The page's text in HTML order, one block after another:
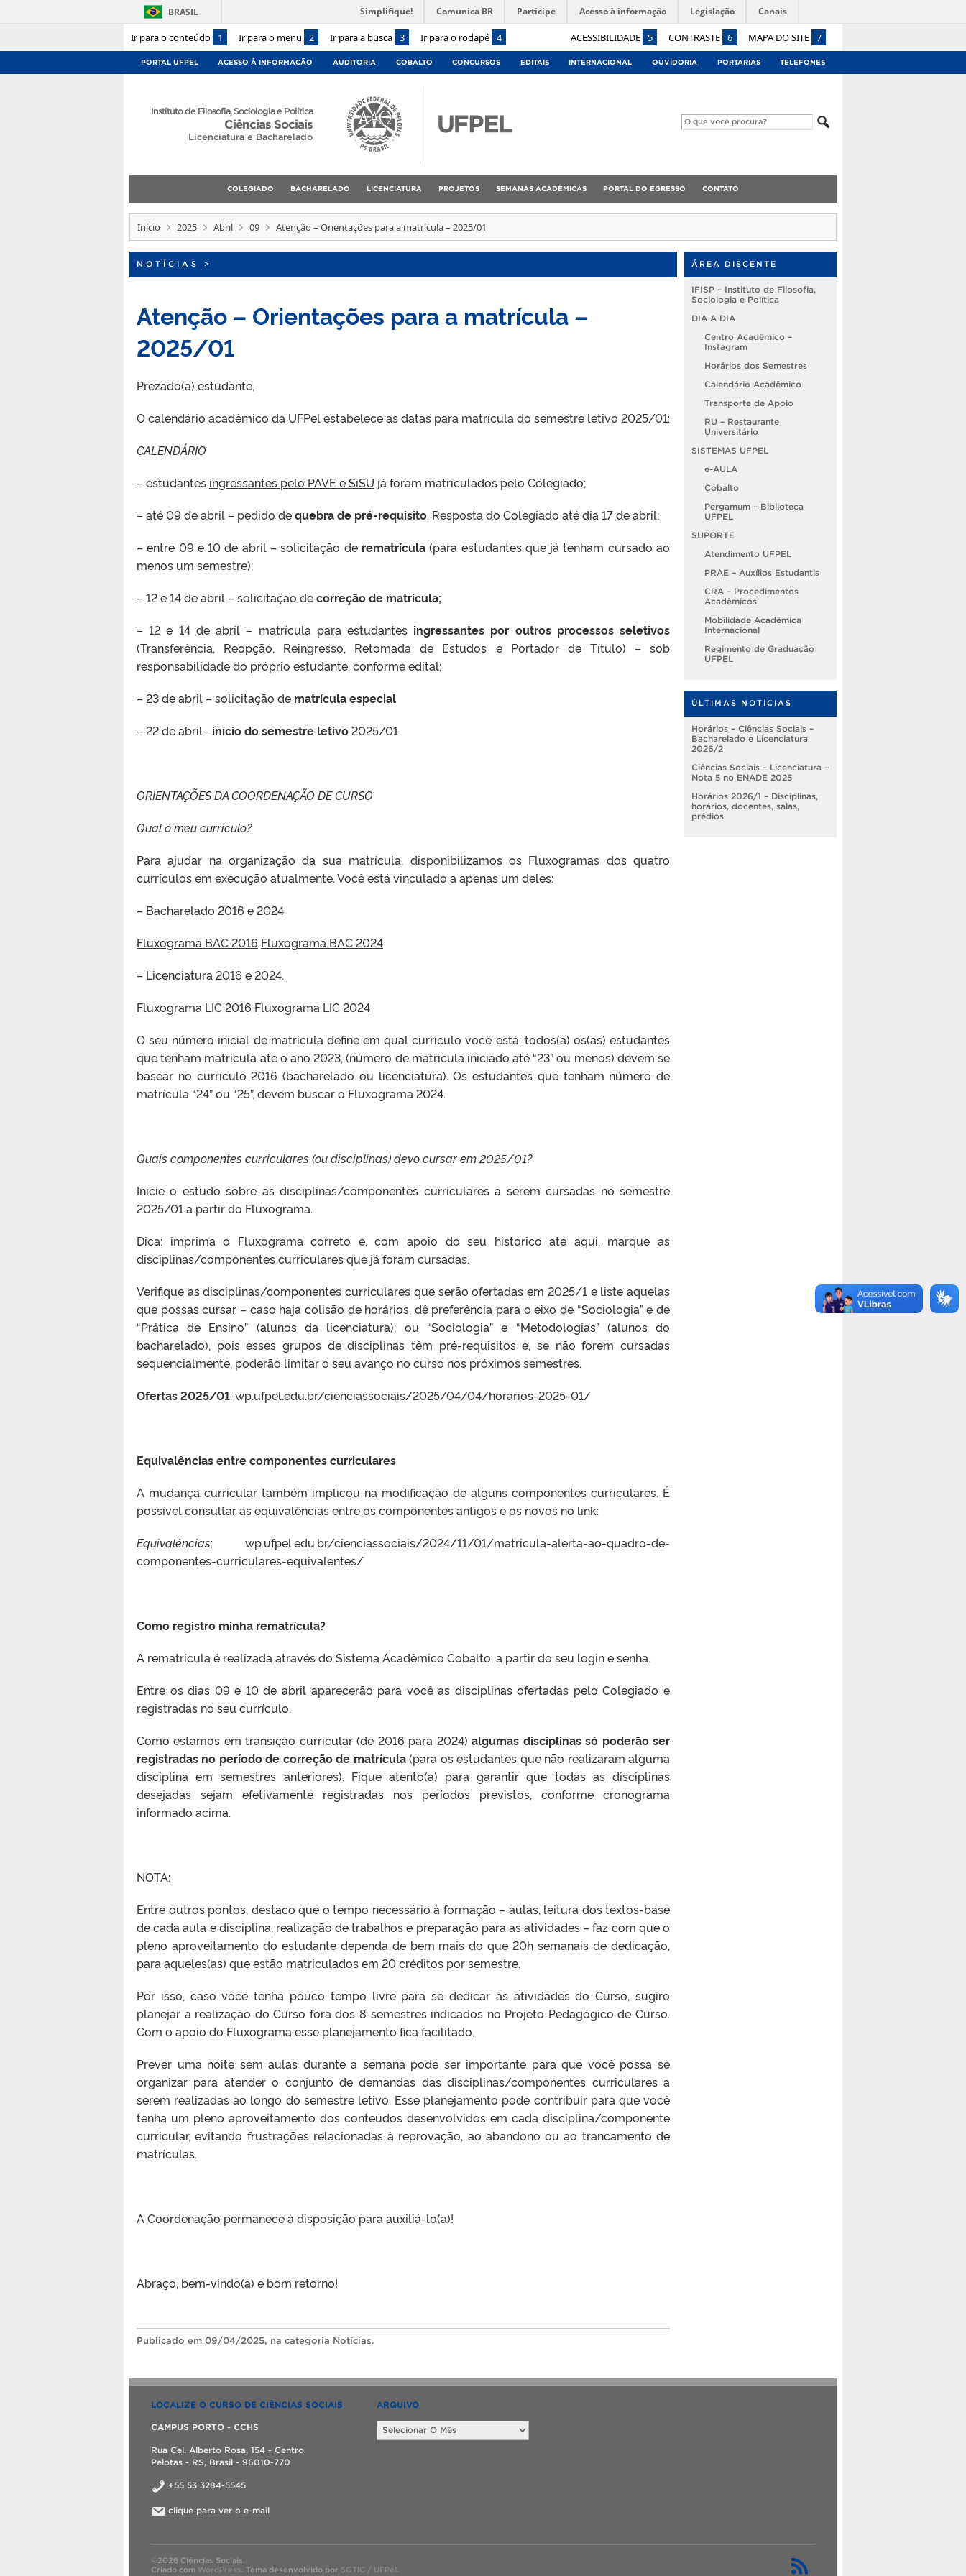
Ir para o conteúdo 1 Ir para o menu 2 Ir para a busca 3 Ir para o rodapé 4 ACESSIBILIDADE 5 CONTRASTE 6 MAPA DO SITE 7
BRASIL Simplifique! Comunica BR Participe Acesso à informação Legislação Canais
PORTAL UFPEL ACESSO À INFORMAÇÃO AUDITORIA COBALTO CONCURSOS EDITAIS INTERNACIONAL OUVIDORIA PORTARIAS TELEFONES
Instituto de Filosofia, Sociologia e Política
Ciências Sociais
Licenciatura e Bacharelado
COLEGIADO BACHARELADO LICENCIATURA PROJETOS SEMANAS ACADÊMICAS PORTAL DO EGRESSO CONTATO
Início 2025 Abril 09 Atenção – Orientações para a matrícula – 2025/01
NOTÍCIAS >
Atenção – Orientações para a matrícula –
2025/01
Prezado(a) estudante,
O calendário acadêmico da UFPel estabelece as datas para matrícula do semestre letivo 2025/01:
CALENDÁRIO
– estudantes ingressantes pelo PAVE e SiSU já foram matriculados pelo Colegiado;
– até 09 de abril – pedido dequebra de pré-requisito. Resposta do Colegiado até dia 17 de abril;
– entre 09 e 10 de abril – solicitação de rematrícula(para estudantes que já tenham cursado ao
menos um semestre);
– 12 e 14 de abril – solicitação decorreção de matrícula;
– 12 e 14 de abril – matrícula para estudantes ingressantes por outros processos seletivos
(Transferência, Reopção, Reingresso, Retomada de Estudos e Portador de Título) – sob
responsabilidade do próprio estudante, conforme edital;
– 23 de abril – solicitação de matrícula especial
– 22 de abril– início do semestre letivo2025/01
ORIENTAÇÕES DA COORDENAÇÃO DE CURSO
Qual o meu currículo?
Para ajudar na organização da sua matrícula, disponibilizamos os Fluxogramas dos quatro
currículos em execução atualmente. Você está vinculado a apenas um deles:
– Bacharelado 2016 e 2024
Fluxograma BAC 2016 Fluxograma BAC 2024
– Licenciatura 2016 e 2024.
Fluxograma LIC 2016 Fluxograma LIC 2024
O seu número inicial de matrícula define em qual currículo você está: todos(a) os(as) estudantes
que tenham matrícula até o ano 2023, (número de matricula iniciado até “23” ou menos) devem se
basear no currículo 2016 (bacharelado ou licenciatura). Os estudantes que tenham número de
matrícula “24” ou “25”, devem buscar o Fluxograma 2024.
Quais componentes curriculares (ou disciplinas) devo cursar em 2025/01?
Inicie o estudo sobre as disciplinas/componentes curriculares a serem cursadas no semestre
2025/01 a partir do Fluxograma.
Dica: imprima o Fluxograma correto e, com apoio do seu histórico até aqui, marque as
disciplinas/componentes curriculares que já foram cursadas.
Verifique as disciplinas/componentes curriculares que serão ofertadas em 2025/1 e liste aquelas
que possas cursar – caso haja colisão de horários, dê preferência para o eixo de “Sociologia” e de
“Prática de Ensino” (alunos da licenciatura); ou “Sociologia” e “Metodologias” (alunos do
bacharelado), pois esses grupos de disciplinas têm pré-requisitos e, se não forem cursadas
sequencialmente, poderão limitar o seu avanço no curso nos próximos semestres.
Ofertas 2025/01: wp.ufpel.edu.br/cienciassociais/2025/04/04/horarios-2025-01/
Equivalências entre componentes curriculares
A mudança curricular também implicou na modificação de alguns componentes curriculares. É
possível consultar as equivalências entre os componentes antigos e os novos no link:
Equivalências: wp.ufpel.edu.br/cienciassociais/2024/11/01/matricula-alerta-ao-quadro-de-
componentes-curriculares-equivalentes/
Como registro minha rematrícula?
A rematrícula é realizada através do Sistema Acadêmico Cobalto, a partir do seu login e senha.
Entre os dias 09 e 10 de abril aparecerão para você as disciplinas ofertadas pelo Colegiado e
registradas no seu currículo.
Como estamos em transição curricular (de 2016 para 2024)algumas disciplinas só poderão ser
registradas no período de correção de matrícula(para os estudantes que não realizaram alguma
disciplina em semestres anteriores). Fique atento(a) para garantir que todas as disciplinas
desejadas sejam efetivamente registradas nos períodos previstos, conforme cronograma
informado acima.
NOTA:
Entre outros pontos, destaco que o tempo necessário à formação – aulas, leitura dos textos-base
de cada aula e disciplina, realização de trabalhos e preparação para as atividades – faz com que o
pleno aproveitamento do estudante dependa de bem mais do que 20h semanais de dedicação,
para aqueles(as) que estão matriculados em 20 créditos por semestre.
Por isso, caso você tenha pouco tempo livre para se dedicar às atividades do Curso, sugiro
planejar a realização do Curso fora dos 8 semestres indicados no Projeto Pedagógico de Curso.
Com o apoio do Fluxograma esse planejamento fica facilitado.
Prever uma noite sem aulas durante a semana pode ser importante para que você possa se
organizar para atender o conjunto de demandas das disciplinas/componentes curriculares a
serem realizadas ao longo do semestre letivo. Esse planejamento pode contribuir para que você
tenha um pleno aproveitamento dos conteúdos desenvolvidos em cada disciplina/componente
curricular, evitando frustrações relacionadas à reprovação, ao abandono ou ao trancamento de
matrículas.
A Coordenação permanece à disposição para auxiliá-lo(a)!
Abraço, bem-vindo(a) e bom retorno!
Publicado em 09/04/2025, na categoria Notícias.
ÁREA DISCENTE
IFISP – Instituto de Filosofia,
Sociologia e Política
DIA A DIA
Centro Acadêmico –
Instagram
Horários dos Semestres
Calendário Acadêmico
Transporte de Apoio
RU – Restaurante
Universitário
SISTEMAS UFPEL
e-AULA
Cobalto
Pergamum – Biblioteca
UFPEL
SUPORTE
Atendimento UFPEL
PRAE – Auxílios Estudantis
CRA – Procedimentos
Acadêmicos
Mobilidade Acadêmica
Internacional
Regimento de Graduação
UFPEL
ÚLTIMAS NOTÍCIAS
Horários – Ciências Sociais –
Bacharelado e Licenciatura
2026/2
Ciências Sociais – Licenciatura –
Nota 5 no ENADE 2025
Horários 2026/1 – Disciplinas,
horários, docentes, salas,
prédios
LOCALIZE O CURSO DE CIÊNCIAS SOCIAIS
CAMPUS PORTO - CCHS
Rua Cel. Alberto Rosa, 154 - Centro
Pelotas - RS, Brasil - 96010-770
+55 53 3284-5545
clique para ver o e-mail
ARQUIVO
Arquivo
©2026 Ciências Sociais.
Criado com WordPress. Tema desenvolvido por SGTIC / UFPel.